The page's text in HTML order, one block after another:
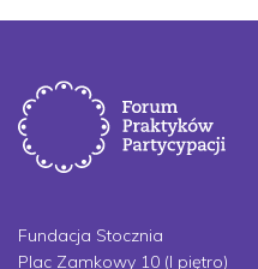
Fundacja Stocznia
Plac Zamkowy 10 (I piętro)